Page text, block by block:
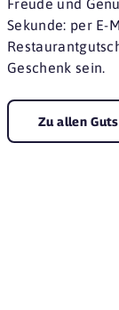
Freude und
Sekunde: per E-
Geschenk sein.
Zu allen